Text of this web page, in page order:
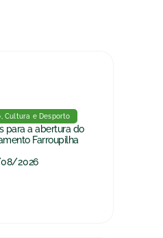
Cultura e Desporto
para a abertura do
Farroupilha
2026